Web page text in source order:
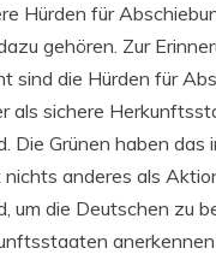
Hürden für
gehören. Zur
sind die Hürden für
als sichere
Die Grünen haben
anderes als
um die Deutschen zu